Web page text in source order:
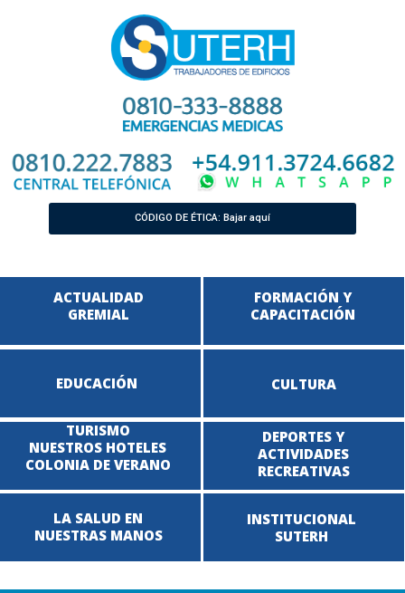
CÓDIGO DE ÉTICA: Bajar aquí
ACTUALIDAD
GREMIAL
EDUCACIÓN CULTURA
TURISMO
NUESTROS HOTELES
COLONIA DE VERANO
DEPORTES Y
ACTIVIDADES
RECREATIVAS
LA SALUD EN
NUESTRAS MANOS
INSTITUCIONAL
SUTERH
FORMACIÓN Y
CAPACITACIÓN